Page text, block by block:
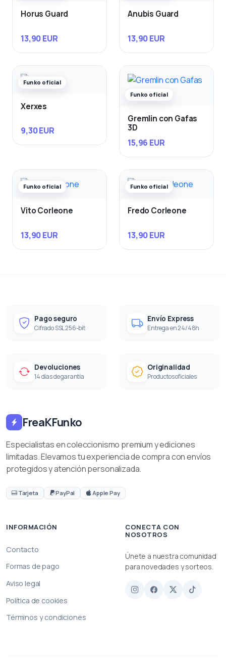
Horus Guard
13,90 EUR
Anubis Guard
13,90 EUR
Funko oficial
Xerxes
9,30 EUR
Funko oficial
Gremlin con Gafas
3D
15,96 EUR
Funko oficial
Vito Corleone
13,90 EUR
Funko oficial
Fredo Corleone
13,90 EUR
Pago seguro
Cifrado SSL 256-bit
Envío Express
Entrega en 24/48h
Devoluciones
14 días de garantía
Originalidad
Productos oficiales
FreaKFunko
Especialistas en coleccionismo premium y ediciones
limitadas. Elevamos tu experiencia de compra con envíos
protegidos y atención personalizada.
Tarjeta PayPal Apple Pay
INFORMACIÓN
Contacto
Formas de pago
Aviso legal
Política de cookies
Términos y condiciones
CONECTA CON
NOSOTROS
Únete a nuestra comunidad
para novedades y sorteos.